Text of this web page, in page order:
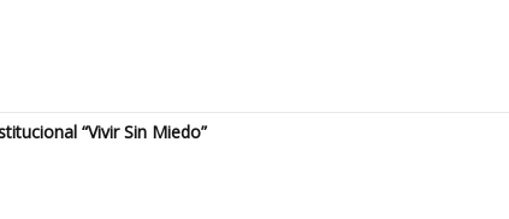
“Vivir Sin Miedo”